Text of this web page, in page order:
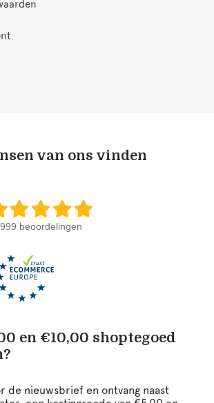
van ons vinden
999 beoordelingen
en €10,00 shoptegoed
de nieuwsbrief en ontvang naast